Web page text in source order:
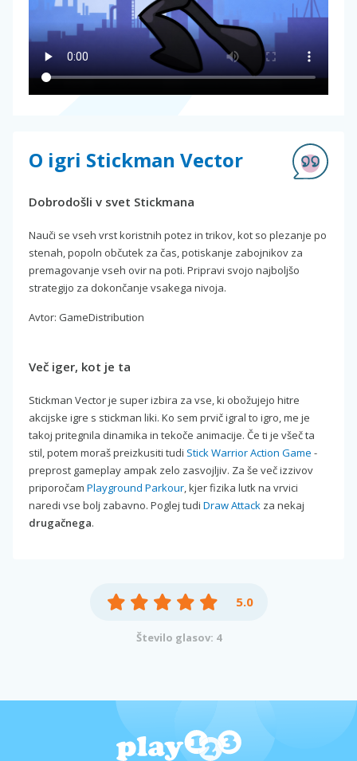
O igri Stickman Vector
Dobrodošli v svet Stickmana
Nauči se vseh vrst koristnih potez in trikov, kot so plezanje po
stenah, popoln občutek za čas, potiskanje zabojnikov za
premagovanje vseh ovir na poti. Pripravi svojo najboljšo
strategijo za dokončanje vsakega nivoja.
Avtor: GameDistribution
Več iger, kot je ta
Stickman Vector je super izbira za vse, ki obožujejo hitre
akcijske igre s stickman liki. Ko sem prvič igral to igro, me je
takoj pritegnila dinamika in tekoče animacije. Če ti je všeč ta
stil, potem moraš preizkusiti tudi Stick Warrior Action Game -
preprost gameplay ampak zelo zasvojljiv. Za še več izzivov
priporočam Playground Parkour, kjer fizika lutk na vrvici
naredi vse bolj zabavno. Poglej tudi Draw Attack za nekaj
drugačnega.
5.0
Število glasov: 4